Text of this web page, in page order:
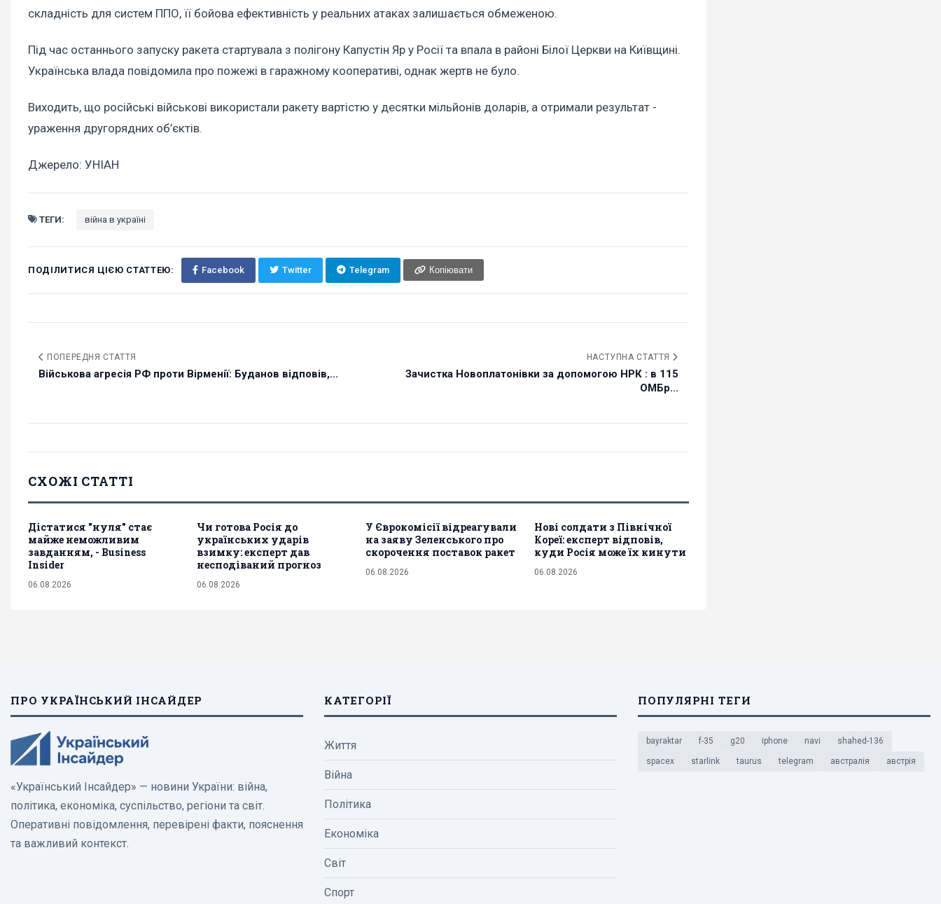
складність для систем ППО, її бойова ефективність у реальних атаках залишається обмеженою.
Під час останнього запуску ракета стартувала з полігону Капустін Яр у Росії та впала в районі Білої Церкви на Київщині.
Українська влада повідомила про пожежі в гаражному кооперативі, однак жертв не було.
Виходить, що російські військові використали ракету вартістю у десятки мільйонів доларів, а отримали результат -
ураження другорядних об’єктів.
Джерело: УНІАН
ТЕГИ: війна в україні
ПОДІЛИТИСЯ ЦІЄЮ СТАТТЕЮ: Facebook Twitter Telegram Копіювати
ПОПЕРЕДНЯ СТАТТЯ
Військова агресія РФ проти Вірменії: Буданов відповів,...
НАСТУПНА СТАТТЯ
Зачистка Новоплатонівки за допомогою НРК : в 115
ОМБр...
СХОЖІ СТАТТІ
Дістатися "нуля" стає
майже неможливим
завданням, - Business
Insider
06.08.2026
Чи готова Росія до
українських ударів
взимку: експерт дав
несподіваний прогноз
06.08.2026
У Єврокомісії відреагували
на заяву Зеленського про
скорочення поставок ракет
06.08.2026
Нові солдати з Північної
Кореї: експерт відповів,
куди Росія може їх кинути
06.08.2026
ПРО УКРАЇНСЬКИЙ ІНСАЙДЕР
«Український Інсайдер» — новини України: війна,
політика, економіка, суспільство, регіони та світ.
Оперативні повідомлення, перевірені факти, пояснення
та важливий контекст.
КАТЕГОРІЇ
Життя
Війна
Політика
Економіка
Світ
Спорт
ПОПУЛЯРНІ ТЕГИ
bayraktar f-35 g20 iphone navi shahed-136
spacex starlink taurus telegram австралія австрія